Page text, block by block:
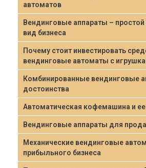
автоматов
Вендинговые аппараты – простой
вид бизнеса
Почему стоит инвестировать
вендинговые автоматы с
Комбинированные вендинговые
достоинства
Автоматическая кофемашина и
Вендинговые аппараты для
Механические вендинговые
прибыльного бизнеса